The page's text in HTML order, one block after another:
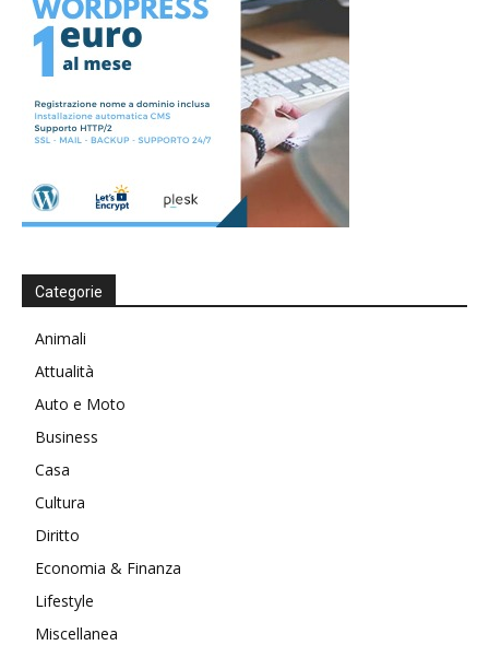
Categorie
Animali
Attualità
Auto e Moto
Business
Casa
Cultura
Diritto
Economia & Finanza
Lifestyle
Miscellanea